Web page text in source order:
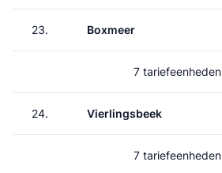
23. Boxmeer
7 tariefeenheden
24. Vierlingsbeek
7 tariefeenheden